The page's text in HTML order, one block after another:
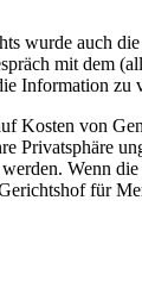
wurde auch
mit dem
Information zu
Kosten von
Privatsphäre
Wenn
für